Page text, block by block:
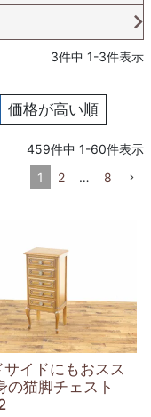
3件中 1-3件表示
価格が高い順
459件中 1-60件表示
1
2 … 8
イドにもおスス
の猫脚チェスト